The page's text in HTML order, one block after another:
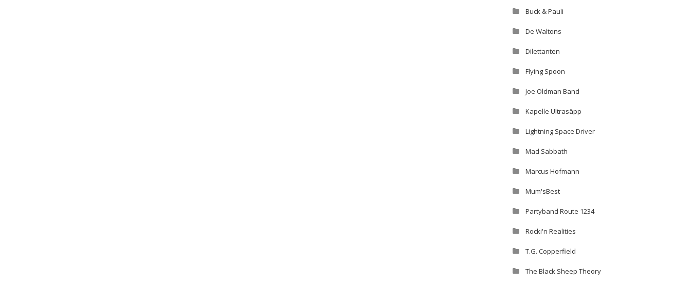
Buck & Pauli
De Waltons
Dilettanten
Flying Spoon
Joe Oldman Band
Kapelle Ultrasäpp
Lightning Space Driver
Mad Sabbath
Marcus Hofmann
Mum'sBest
Partyband Route 1234
Rocki'n Realities
T.G. Copperfield
The Black Sheep Theory